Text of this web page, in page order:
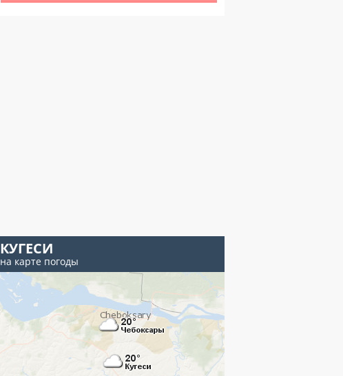
КУГЕСИ
на карте погоды